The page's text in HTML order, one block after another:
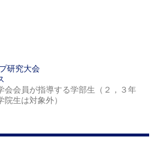
研究大会
会員が指導する学部生（２，３年
生は対象外）